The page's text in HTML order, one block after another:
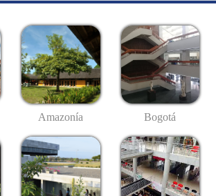
Amazonía Bogotá